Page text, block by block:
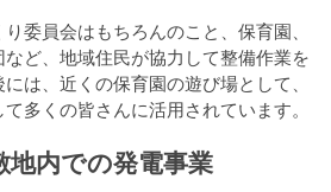
委員会はもちろんのこと、保育園、
ど、地域住民が協力して整備作業を
は、近くの保育園の遊び場として、
多くの皆さんに活用されています。
内での発電事業